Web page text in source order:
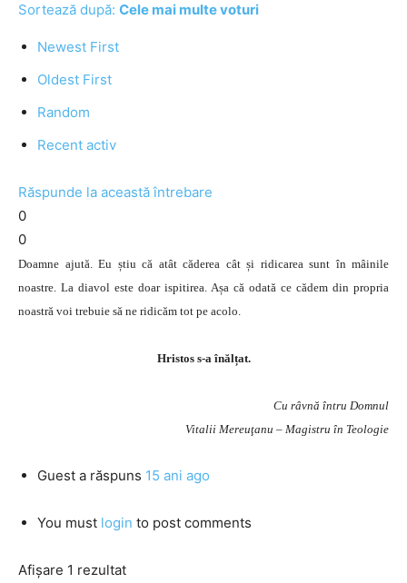
Sortează după: Cele mai multe voturi
Newest First
Oldest First
Random
Recent activ
Răspunde la această întrebare
0
0
Doamne ajută. Eu știu că atât căderea cât și ridicarea sunt în mâinile
noastre. La diavol este doar ispitirea. Așa că odată ce cădem din propria
noastră voi trebuie să ne ridicăm tot pe acolo.
Hristos s-a înălțat.
Cu râvnă întru Domnul
Vitalii Mereuţanu – Magistru în Teologie
Guest a răspuns 15 ani ago
You must login to post comments
Afișare 1 rezultat